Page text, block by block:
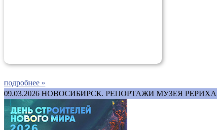
подробнее »
09.03.2026 НОВОСИБИРСК. РЕПОРТАЖИ МУЗЕЯ РЕРИХА